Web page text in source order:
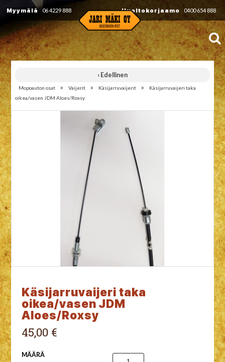
Myymälä 06 4229 888 Huoltokorjaamo 0400 654 888
‹ Edellinen
Mopoauton osat » Vaijerit » Käsijarruvaijerit »
Käsijarruvaijeri taka
oikea/vasen JDM Aloes/Roxsy
Käsijarruvaijeri taka
oikea/vasen JDM
Aloes/Roxsy
45,00 €
MÄÄRÄ